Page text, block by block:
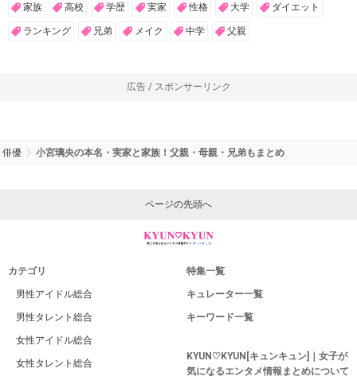
家族 高校 学歴 実家 性格 大学 ダイエット
ランキング 兄弟 メイク 中学 父親
広告 / スポンサーリンク
俳優 小宮璃央の本名・実家と家族！父親・母親・兄弟もまとめ
ページの先頭へ
カテゴリ
男性アイドル総合
男性タレント総合
女性アイドル総合
女性タレント総合
特集一覧
キュレーター一覧
キーワード一覧
KYUN♡KYUN[キュンキュン]｜女子が
気になるエンタメ情報まとめについて